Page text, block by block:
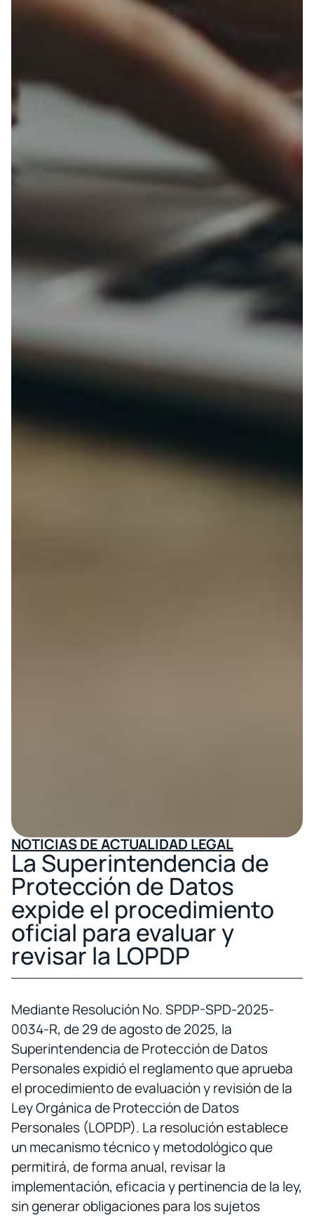
NOTICIAS DE ACTUALIDAD LEGAL
La Superintendencia de
Protección de Datos
expide el procedimiento
oficial para evaluar y
revisar la LOPDP
Mediante Resolución No. SPDP-SPD-2025-
0034-R, de 29 de agosto de 2025, la
Superintendencia de Protección de Datos
Personales expidió el reglamento que aprueba
el procedimiento de evaluación y revisión de la
Ley Orgánica de Protección de Datos
Personales (LOPDP). La resolución establece
un mecanismo técnico y metodológico que
permitirá, de forma anual, revisar la
implementación, eficacia y pertinencia de la ley,
sin generar obligaciones para los sujetos